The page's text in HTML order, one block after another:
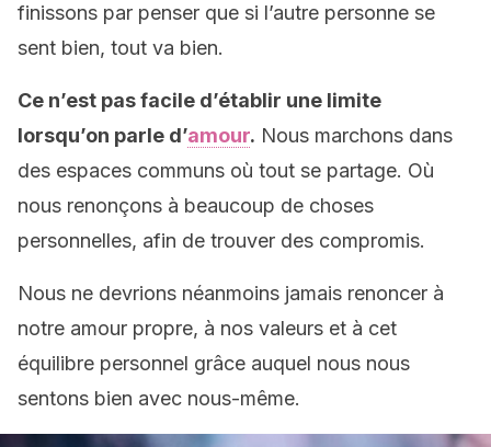
finissons par penser que si l’autre personne se
sent bien, tout va bien.
Ce n’est pas facile d’établir une limite
lorsqu’on parle d’amour. Nous marchons dans
des espaces communs où tout se partage. Où
nous renonçons à beaucoup de choses
personnelles, afin de trouver des compromis.
Nous ne devrions néanmoins jamais renoncer à
notre amour propre, à nos valeurs et à cet
équilibre personnel grâce auquel nous nous
sentons bien avec nous-même.